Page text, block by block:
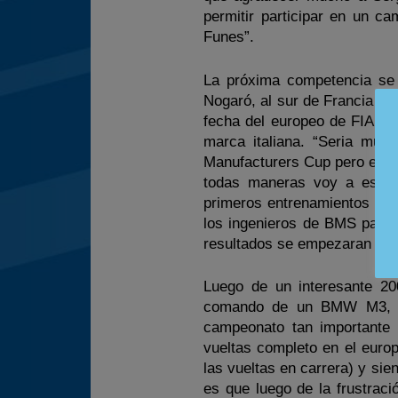
permitir participar en un
Funes”.
La próxima competencia
Nogaró, al sur de Francia y
fecha del europeo de FIA
marca italiana. “Seria
Manufacturers Cup pero el
todas maneras voy a
primeros entrenamientos
los ingenieros de BMS
resultados se empezaran a
Luego de un interesante
comando de un BMW
campeonato tan
vueltas completo en el
las vueltas en carrera) y
es que luego de la